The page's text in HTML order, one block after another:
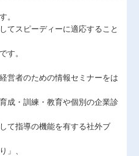
。
てスピーディーに適応すること
す。
営者のための情報セミナーをは
成・訓練・教育や個別の企業診
て指導の機能を有する社外ブ
」、